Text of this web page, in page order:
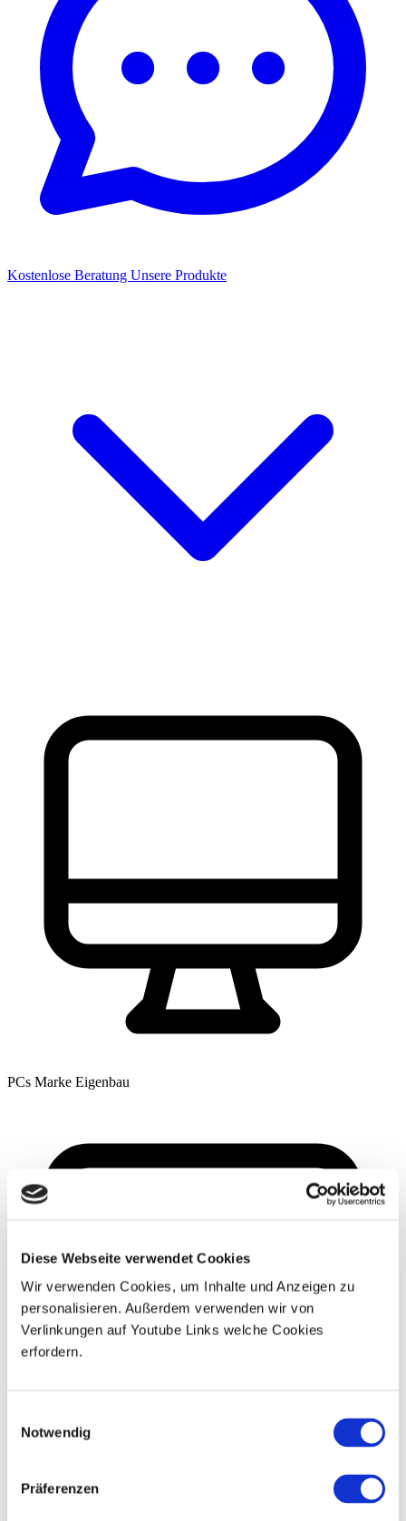
Diese Webseite verwendet Cookies
Wir verwenden Cookies, um Inhalte und Anzeigen zu
personalisieren. Außerdem verwenden wir von
Verlinkungen auf Youtube Links welche Cookies
erfordern.
Notwendig
Präferenzen
Kostenlose Beratung Unsere Produkte
PCs Marke Eigenbau
Server Exone Partner